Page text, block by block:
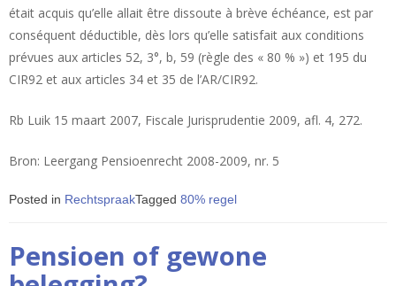
était acquis qu’elle allait être dissoute à brève échéance, est par
conséquent déductible, dès lors qu’elle satisfait aux conditions
prévues aux articles 52, 3°, b, 59 (règle des « 80 % ») et 195 du
CIR92 et aux articles 34 et 35 de l’AR/CIR92.
Rb Luik 15 maart 2007, Fiscale Jurisprudentie 2009, afl. 4, 272.
Bron: Leergang Pensioenrecht 2008-2009, nr. 5
Posted in RechtspraakTagged 80% regel
Pensioen of gewone